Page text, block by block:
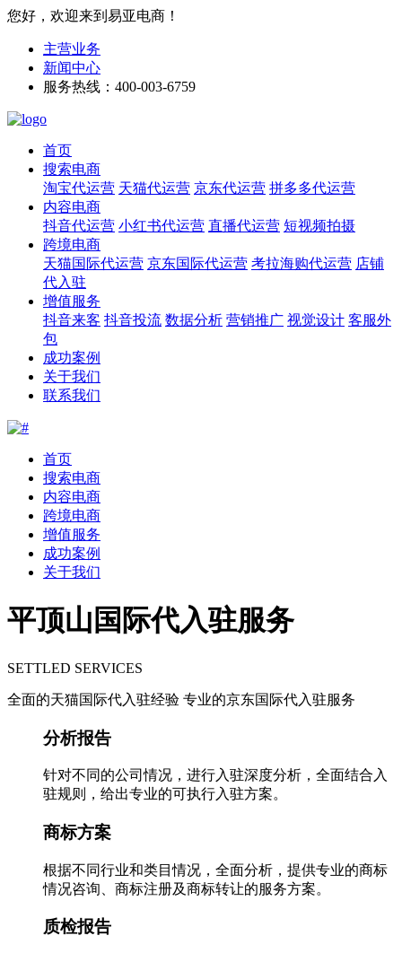
您好，欢迎来到易亚电商！
主营业务
新闻中心
服务热线：400-003-6759
首页
搜索电商
淘宝代运营 天猫代运营 京东代运营 拼多多代运营
内容电商
抖音代运营 小红书代运营 直播代运营 短视频拍摄
跨境电商
天猫国际代运营 京东国际代运营 考拉海购代运营 店铺
代入驻
增值服务
抖音来客 抖音投流 数据分析 营销推广 视觉设计 客服外
包
成功案例
关于我们
联系我们
首页
搜索电商
内容电商
跨境电商
增值服务
成功案例
关于我们
平顶山国际代入驻服务
SETTLED SERVICES
全面的天猫国际代入驻经验 专业的京东国际代入驻服务
分析报告
针对不同的公司情况，进行入驻深度分析，全面结合入
驻规则，给出专业的可执行入驻方案。
商标方案
根据不同行业和类目情况，全面分析，提供专业的商标
情况咨询、商标注册及商标转让的服务方案。
质检报告